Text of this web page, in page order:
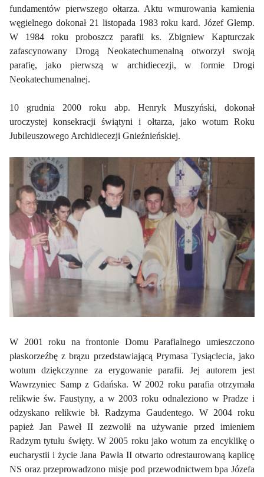
fundamentów pierwszego ołtarza. Aktu wmurowania kamienia
węgielnego dokonał 21 listopada 1983 roku kard. Józef Glemp.
W 1984 roku proboszcz parafii ks. Zbigniew Kapturczak
zafascynowany Drogą Neokatechumenalną otworzył swoją
parafię, jako pierwszą w archidiecezji, w formie Drogi
Neokatechumenalnej.
10 grudnia 2000 roku abp. Henryk Muszyński, dokonał
uroczystej konsekracji świątyni i ołtarza, jako wotum Roku
Jubileuszowego Archidiecezji Gnieźnieńskiej.
W 2001 roku na frontonie Domu Parafialnego umieszczono
płaskorzeźbę z brązu przedstawiającą Prymasa Tysiąclecia, jako
wotum dziękczynne za erygowanie parafii. Jej autorem jest
Wawrzyniec Samp z Gdańska. W 2002 roku parafia otrzymała
relikwie św. Faustyny, a w 2003 roku odnaleziono w Pradze i
odzyskano relikwie bł. Radzyma Gaudentego. W 2004 roku
papież Jan Paweł II zezwolił na używanie przed imieniem
Radzym tytułu święty. W 2005 roku jako wotum za encyklikę o
eucharystii i życie Jana Pawła II otwarto odrestaurowaną kaplicę
NS oraz przeprowadzono misje pod przewodnictwem bpa Józefa